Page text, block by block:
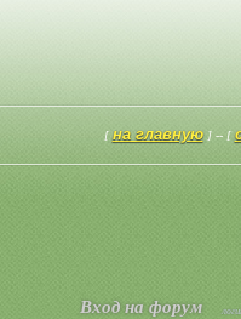
[ на главную] -- [
Вход на форум